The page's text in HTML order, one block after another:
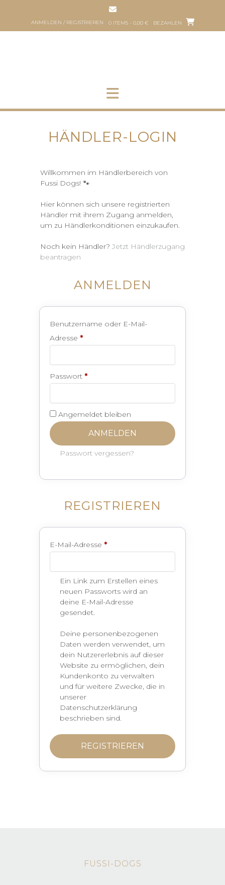
ANMELDEN / REGISTRIEREN 0 ITEMS - 0,00 € BEZAHLEN
HÄNDLER-LOGIN
Willkommen im Händlerbereich von
Fussi Dogs! 🐾
Hier können sich unsere registrierten
Händler mit ihrem Zugang anmelden,
um zu Händlerkonditionen einzukaufen.
Noch kein Händler? Jetzt Händlerzugang
beantragen
ANMELDEN
Benutzername oder E-Mail-
Adresse *Erforderlich
Passwort *Erforderlich
Angemeldet bleiben
ANMELDEN
Passwort vergessen?
REGISTRIEREN
E-Mail-Adresse *Erforderlich
Ein Link zum Erstellen eines
neuen Passworts wird an
deine E-Mail-Adresse
gesendet.
Deine personenbezogenen
Daten werden verwendet, um
dein Nutzererlebnis auf dieser
Website zu ermöglichen, dein
Kundenkonto zu verwalten
und für weitere Zwecke, die in
unserer
Datenschutzerklärung
beschrieben sind.
REGISTRIEREN
FUSSI-DOGS